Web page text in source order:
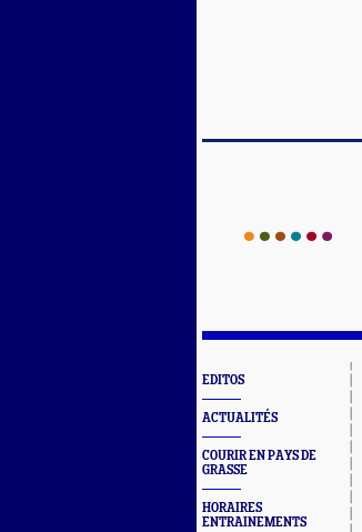
EDITOS
ACTUALITÉS
COURIR EN PAYS DE
GRASSE
HORAIRES
ENTRAINEMENTS